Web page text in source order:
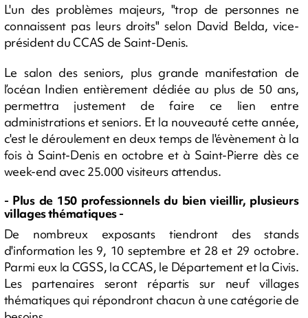
L'un des problèmes majeurs, "trop de personnes ne
connaissent pas leurs droits" selon David Belda, vice-
président du CCAS de Saint-Denis.
Le salon des seniors, plus grande manifestation de
l’océan Indien entièrement dédiée au plus de 50 ans,
permettra justement de faire ce lien entre
administrations et seniors. Et la nouveauté cette année,
c'est le déroulement en deux temps de l'évènement à la
fois à Saint-Denis en octobre et à Saint-Pierre dès ce
week-end avec 25.000 visiteurs attendus.
- Plus de 150 professionnels du bien vieillir, plusieurs
villages thématiques -
De nombreux exposants tiendront des stands
d'information les 9, 10 septembre et 28 et 29 octobre.
Parmi eux la CGSS, la CCAS, le Département et la Civis.
Les partenaires seront répartis sur neuf villages
thématiques qui répondront chacun à une catégorie de